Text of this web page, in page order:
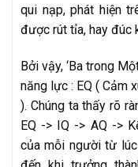
qui nạp, phát hiện
được rút tỉa, hay đúc
Bởi vậy, ‘Ba trong
năng lực : EQ ( Cảm
). Chúng ta thấy rõ
EQ -> IQ -> AQ ->
của mỗi người từ